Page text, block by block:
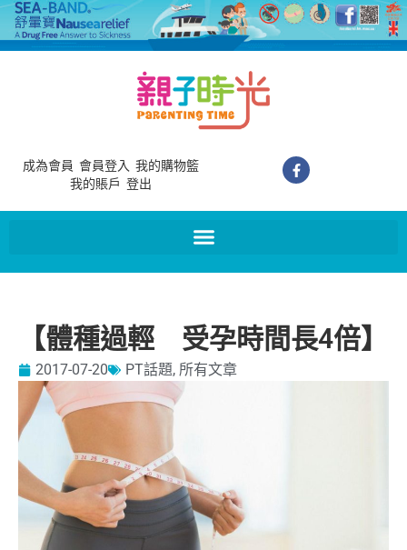
成為會員 會員登入 我的購物籃
我的賬戶 登出
【體種過輕 受孕時間長4倍】
2017-07-20 PT話題, 所有文章